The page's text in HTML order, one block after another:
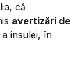
că
avertizări de
insulei, în